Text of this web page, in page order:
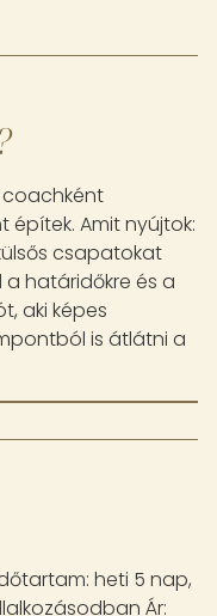
Amit nyújtok:
csapatokat
a határidőkre és a
aki képes
is átlátni a
heti 5 nap,
Ár: